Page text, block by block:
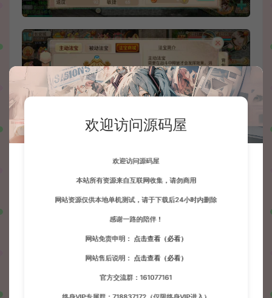
欢迎访问源码屋
欢迎访问源码屋
本站所有资源来自互联网收集，请勿商用
网站资源仅供本地单机测试，请于下载后24小时内删除
感谢一路的陪伴！
网站免责申明： 点击查看（必看）
网站售后说明： 点击查看（必看）
官方交流群：161077161